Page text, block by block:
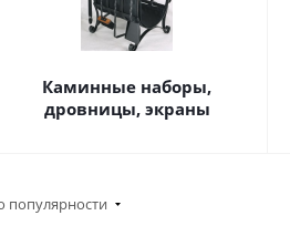
Каминные наборы,
дровницы, экраны
популярности